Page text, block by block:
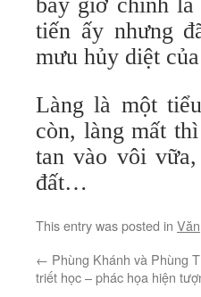
tiến ấy nhưng
mưu hủy diệt
Làng là một
còn, làng mất
tan vào vôi
đất…
This entry was posted in Văn
← Phùng Khánh và Phùng
triết học – phác họa hiện